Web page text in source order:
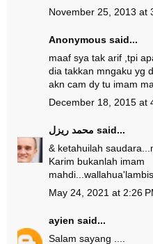
November 25, 2013 at
Anonymous said...
maaf sya tak arif ,tpi
dia takkan mngaku yg
akn cam dy tu imam
December 18, 2015 at
محمد ريزل said...
& ketahuilah
Karim bukanlah imam
May 24, 2021 at 2:26
ayien said...
Salam sayang ....